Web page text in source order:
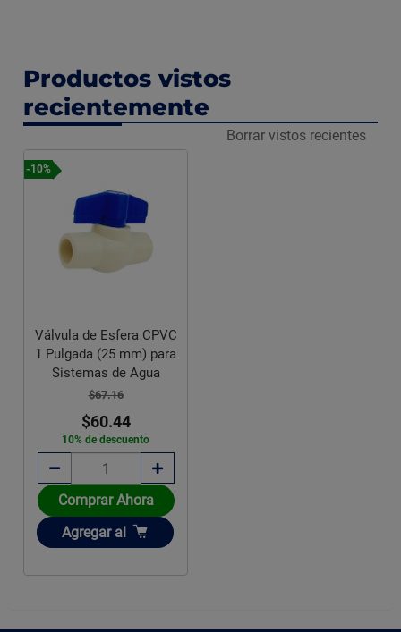
Productos vistos
recientemente
Borrar vistos recientes
-10%
Válvula de Esfera CPVC
1 Pulgada (25 mm) para
Sistemas de Agua
$67.16
$60.44
10% de descuento
Comprar Ahora
Añadir
Agregar al